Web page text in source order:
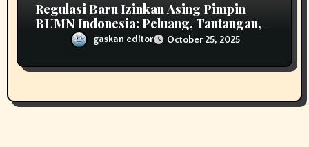
Regulasi Baru Izinkan Asing Pimpin
BUMN Indonesia: Peluang, Tantangan,
dan Implikasinya
gaskan editor October 25, 2025